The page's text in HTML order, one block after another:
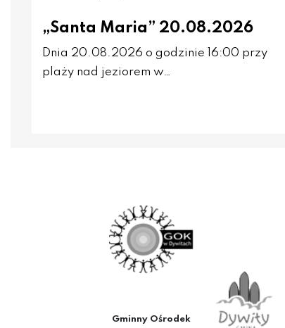
„Santa Maria” 20.08.2026
Dnia 20.08.2026 o godzinie 16:00 przy
plaży nad jeziorem w…
Gminny Ośrodek